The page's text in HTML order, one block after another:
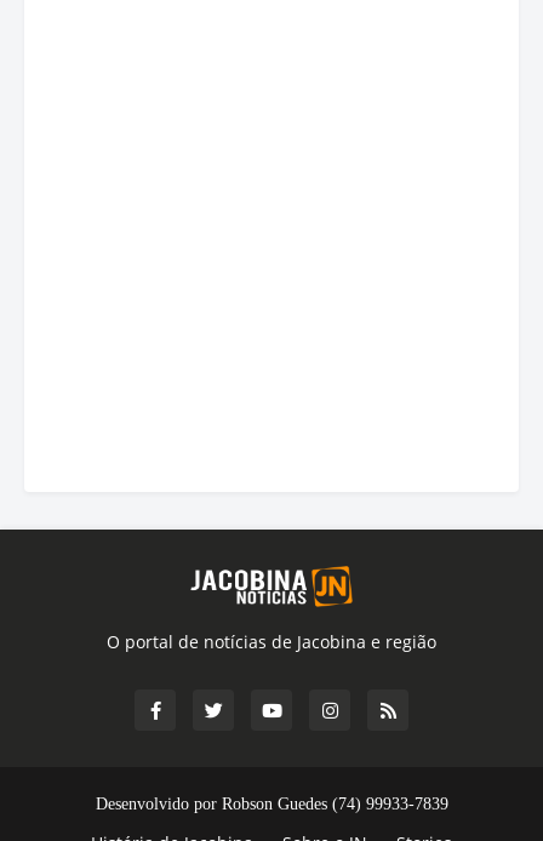
O portal de notícias de Jacobina e região
Desenvolvido por Robson Guedes (74) 99933-7839